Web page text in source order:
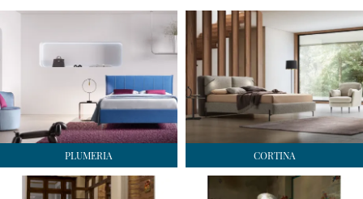
PLUMERIA CORTINA